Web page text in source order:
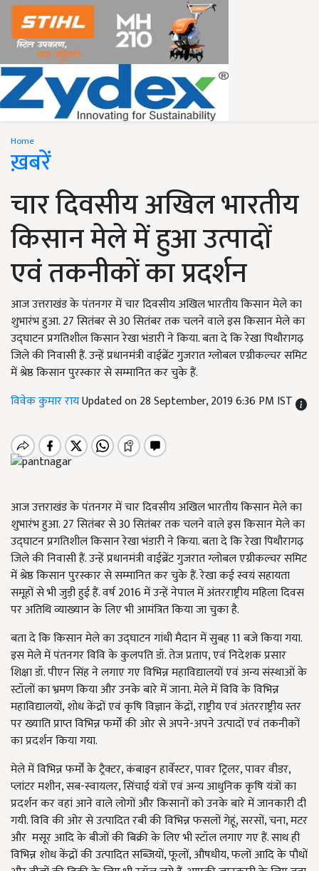
Home
ख़बरें
चार दिवसीय अखिल भारतीय
किसान मेले में हुआ उत्पादों
एवं तकनीकों का प्रदर्शन
आज उत्तराखंड के पंतनगर में चार दिवसीय अखिल भारतीय किसान मेले का
शुभारंभ हुआ. 27 सितंबर से 30 सितंबर तक चलने वाले इस किसान मेले का
उद्घाटन प्रगतिशील किसान रेखा भंडारी ने किया. बता दे कि रेखा पिथौरागढ़
जिले की निवासी हैं. उन्हें प्रधानमंत्री वाईब्रेंट गुजरात ग्लोबल एग्रीकल्चर समिट
में श्रेष्ठ किसान पुरस्कार से सम्मानित कर चुके हैं.
विवेक कुमार रायUpdated on 28 September, 2019 6:36 PM IST
आज उत्तराखंड के पंतनगर में चार दिवसीय अखिल भारतीय किसान मेले का
शुभारंभ हुआ. 27 सितंबर से 30 सितंबर तक चलने वाले इस किसान मेले का
उद्घाटन प्रगतिशील किसान रेखा भंडारी ने किया. बता दे कि रेखा पिथौरागढ़
जिले की निवासी हैं. उन्हें प्रधानमंत्री वाईब्रेंट गुजरात ग्लोबल एग्रीकल्चर समिट
में श्रेष्ठ किसान पुरस्कार से सम्मानित कर चुके हैं. रेखा कई स्वयं सहायता
समूहों से भी जुड़ी हुई हैं. वर्ष 2016 में उन्हें नेपाल में अंतरराष्ट्रीय महिला दिवस
पर अतिथि व्याख्यान के लिए भी आमंत्रित किया जा चुका है.
बता दे कि किसान मेले का उद्घाटन गांधी मैदान में सुबह 11 बजे किया गया.
इस मेले में पंतनगर विवि के कुलपति डॉ. तेज प्रताप, एवं निदेशक प्रसार
शिक्षा डॉ. पीएन सिंह ने लगाए गए विभिन्न महाविद्यालयों एवं अन्य संस्थाओं के
स्टॉलों का भ्रमण किया और उनके बारे में जाना. मेले में विवि के विभिन्न
महाविद्यालयों, शोध केंद्रों एवं कृषि विज्ञान केंद्रों, राष्ट्रीय एवं अंतरराष्ट्रीय स्तर
पर ख्याति प्राप्त विभिन्न फर्मों की ओर से अपने-अपने उत्पादों एवं तकनीकों
का प्रदर्शन किया गया.
मेले में विभिन्न फर्मों के ट्रैक्टर, कंबाइन हार्वेस्टर, पावर ट्रिलर, पावर वीडर,
प्लांटर मशीन, सब-स्वायलर, सिंचाई यंत्रों एवं अन्य आधुनिक कृषि यंत्रों का
प्रदर्शन कर वहां आने वाले लोगों और किसानों को उनके बारे में जानकारी दी
गयी. विवि की ओर से उत्पादित रबी की विभिन्न फसलों गेहूं, सरसों, चना, मटर
और मसूर आदि के बीजों की बिक्री के लिए भी स्टॉल लगाए गए हैं. साथ ही
विभिन्न शोध केंद्रों की उत्पादित सब्जियों, फूलों, औषधीय, फलों आदि के पौधों